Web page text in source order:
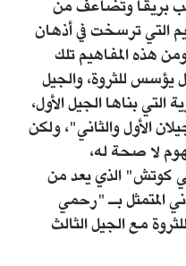
بريقا وتُضاعف من
التي ترسخت في أذهان
هذه المفاهيم تلك
يؤسس للثروة، والجيل
التي بناها الجيل الأول،
الأول والثاني"، ولكن
لا صحة له،
كوتش" الذي يعد من
المتمثل بـ "رحمي
مع الجيل الثالث